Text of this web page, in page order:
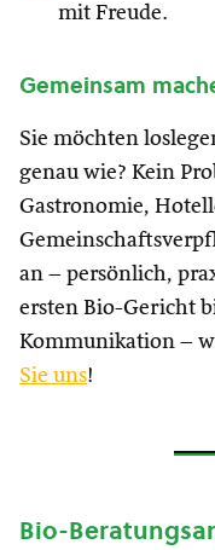
mit Freude.
Gemeinsam
Sie möchten
genau wie? Kein
Gastronomie,
an – persönlich,
ersten Bio-Gericht
Kommunikation –
Sie uns!
Bio-